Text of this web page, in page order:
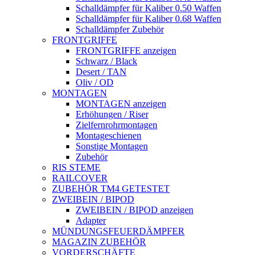
Schalldämpfer für Kaliber 0.50 Waffen
Schalldämpfer für Kaliber 0.68 Waffen
Schalldämpfer Zubehör
FRONTGRIFFE
FRONTGRIFFE anzeigen
Schwarz / Black
Desert / TAN
Oliv / OD
MONTAGEN
MONTAGEN anzeigen
Erhöhungen / Riser
Zielfernrohrmontagen
Montageschienen
Sonstige Montagen
Zubehör
RIS STEME
RAILCOVER
ZUBEHÖR TM4 GETESTET
ZWEIBEIN / BIPOD
ZWEIBEIN / BIPOD anzeigen
Adapter
MÜNDUNGSFEUERDÄMPFER
MAGAZIN ZUBEHÖR
VORDERSCHÄFTE